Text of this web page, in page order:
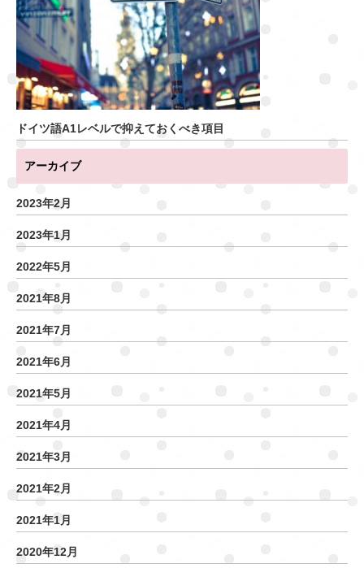
ドイツ語A1レベルで抑えておくべき項目
アーカイブ
2023年2月
2023年1月
2022年5月
2021年8月
2021年7月
2021年6月
2021年5月
2021年4月
2021年3月
2021年2月
2021年1月
2020年12月